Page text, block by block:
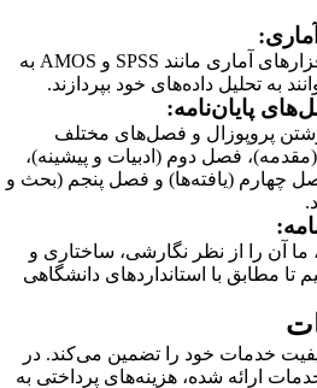
در صورت نیاز، آموزش نرم‌افزارهای آماری مانند SPSS و AMOS به
به تحلیل داده‌های خود بپردازند.
پروپوزال و فصل‌های مختلف
فصل دوم (ادبیات و پیشینه)،
(یافته‌ها) و فصل پنجم (بحث و
ما آن را از نظر نگارشی، ساختاری و
مطابق با استانداردهای دانشگاهی
خدمات خود را تضمین می‌کند. در
ارائه شده، هزینه‌های پرداختی به